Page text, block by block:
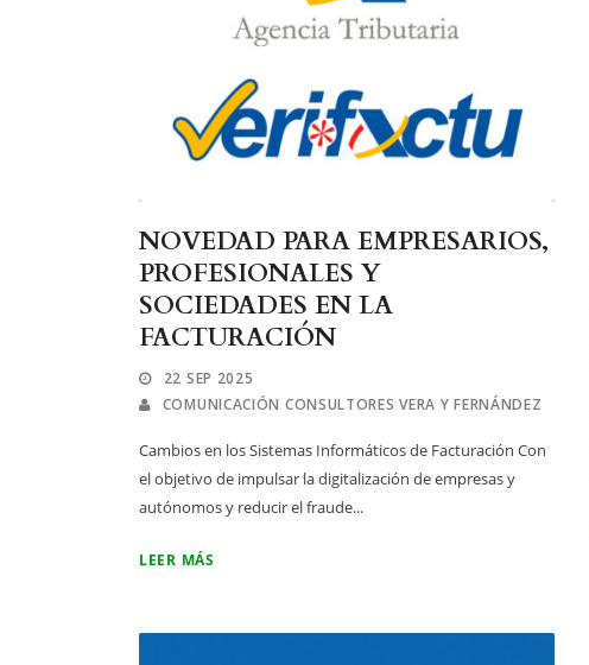
NOVEDAD PARA EMPRESARIOS,
PROFESIONALES Y
SOCIEDADES EN LA
FACTURACIÓN
22 SEP 2025
COMUNICACIÓN CONSULTORES VERA Y FERNÁNDEZ
Cambios en los Sistemas Informáticos de Facturación Con
el objetivo de impulsar la digitalización de empresas y
autónomos y reducir el fraude...
LEER MÁS